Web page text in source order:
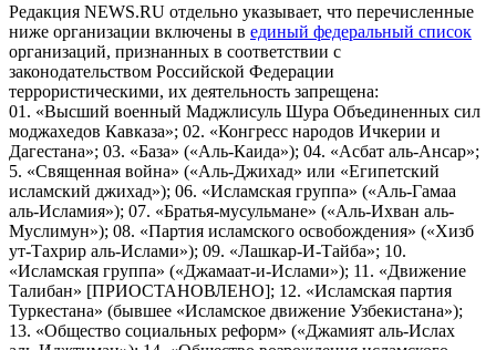
Редакция NEWS.RU отдельно указывает, что перечисленные
ниже организации включены в единый федеральный список
организаций, признанных в соответствии с
законодательством Российской Федерации
террористическими, их деятельность запрещена:
01. «Высший военный Маджлисуль Шура Объединенных сил
моджахедов Кавказа»; 02. «Конгресс народов Ичкерии и
Дагестана»; 03. «База» («Аль-Каида»); 04. «Асбат аль-Ансар»;
5. «Священная война» («Аль-Джихад» или «Египетский
исламский джихад»); 06. «Исламская группа» («Аль-Гамаа
аль-Исламия»); 07. «Братья-мусульмане» («Аль-Ихван аль-
Муслимун»); 08. «Партия исламского освобождения» («Хизб
ут-Тахрир аль-Ислами»); 09. «Лашкар-И-Тайба»; 10.
«Исламская группа» («Джамаат-и-Ислами»); 11. «Движение
Талибан» [ПРИОСТАНОВЛЕНО]; 12. «Исламская партия
Туркестана» (бывшее «Исламское движение Узбекистана»);
13. «Общество социальных реформ» («Джамият аль-Ислах